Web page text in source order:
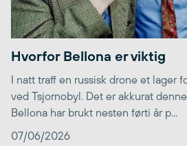
Hvorfor Bellona er viktig
I natt traff en russisk drone et lager
ved Tsjornobyl. Det er akkurat
Bellona har brukt nesten førti år p...
07/06/2026